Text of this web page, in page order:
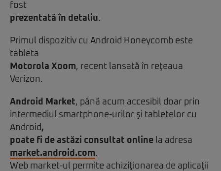
fost
prezentată în detaliu.
Primul dispozitiv cu Android Honeycomb este
tableta
Motorola Xoom, recent lansată în reţeaua
Verizon.
Android Market, până acum accesibil doar prin
intermediul smartphone-urilor şi tabletelor cu
Android,
poate fi de astăzi consultat online la adresa
market.android.com.
Web market-ul permite achiziţionarea de aplicaţii